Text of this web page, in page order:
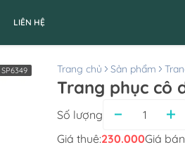
LIÊN HỆ
SP6349 Trang chủ Sản phẩm
Trang phục cô
Số lượng
Giá thuê:230.000Giá